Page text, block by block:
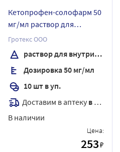
Кетопрофен-солофарм 50
мг/мл раствор для
внутривенного и
внутримышечного
введения 2 мл ампулы 10
шт.
Гротекс ООО
раствор для внутривенного и внутримышечного введения
Дозировка 50 мг/мл
10 шт в уп.
Доставим в аптеку в течение 7 дней
В наличии
Цена:
253₽